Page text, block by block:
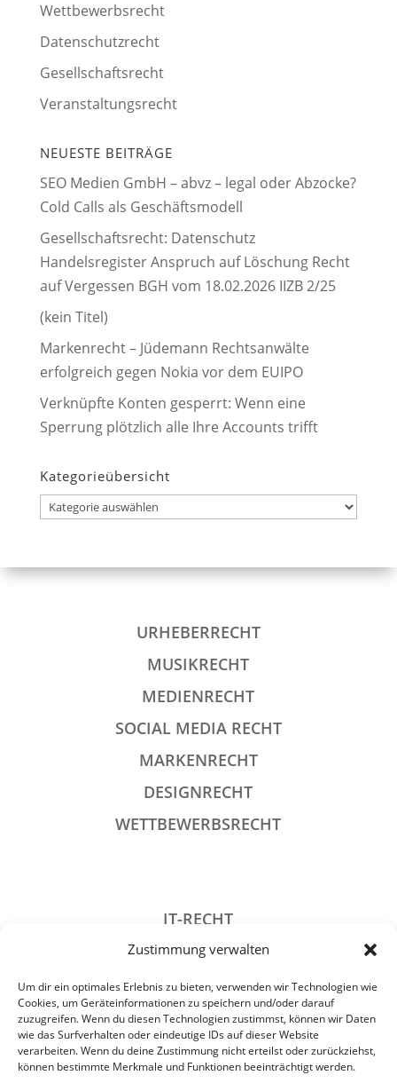
Zustimmung verwalten
Um dir ein optimales Erlebnis zu bieten, verwenden wir Technologien wie
Cookies, um Geräteinformationen zu speichern und/oder darauf
zuzugreifen. Wenn du diesen Technologien zustimmst, können wir Daten
wie das Surfverhalten oder eindeutige IDs auf dieser Website
verarbeiten. Wenn du deine Zustimmung nicht erteilst oder zurückziehst,
können bestimmte Merkmale und Funktionen beeinträchtigt werden.
Wettbewerbsrecht
Datenschutzrecht
Gesellschaftsrecht
Veranstaltungsrecht
NEUESTE BEITRÄGE
SEO Medien GmbH – abvz – legal oder Abzocke?
Cold Calls als Geschäftsmodell
Gesellschaftsrecht: Datenschutz
Handelsregister Anspruch auf Löschung Recht
auf Vergessen BGH vom 18.02.2026 IIZB 2/25
(kein Titel)
Markenrecht – Jüdemann Rechtsanwälte
erfolgreich gegen Nokia vor dem EUIPO
Verknüpfte Konten gesperrt: Wenn eine
Sperrung plötzlich alle Ihre Accounts trifft
Kategorieübersicht
Kategorieübersicht
URHEBERRECHT
MUSIKRECHT
MEDIENRECHT
SOCIAL MEDIA RECHT
MARKENRECHT
DESIGNRECHT
WETTBEWERBSRECHT
IT-RECHT
DATENSCHUTZRECHT
STRAFRECHT
GESELLSCHAFTSRECHT
VERANSTALTUNGSRECHT